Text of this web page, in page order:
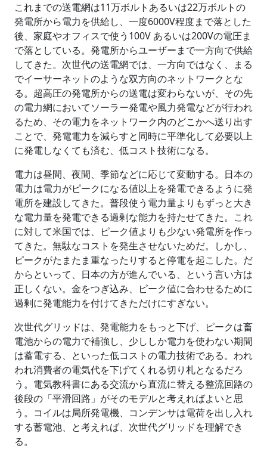
これまでの送電網は11万ボルトあるいは22万ボルトの
発電所から電力を供給し、一度6000V程度まで落とした
後、家庭やオフィスで使う100V あるいは200Vの電圧ま
で落としている。発電所からユーザーまで一方向で供給
してきた。次世代の送電網では、一方向ではなく、まる
でイーサーネットのような双方向のネットワークとな
る。超高圧の発電所からの送電は変わらないが、その先
の電力網においてソーラー発電や風力発電などが行われ
るため、その電力をネットワーク内のどこかへ送り出す
ことで、発電電力を減らすと同時に平準化して必要以上
に発電しなくても済む、低コスト技術になる。
電力は昼間、夜間、季節などに応じて変動する。日本の
電力は電力がピークになる値以上を発電できるように発
電所を建設してきた。普段使う電力量よりもずっと大き
な電力量を発電できる過剰な能力を持たせてきた。これ
に対して米国では、ピーク値よりも少ない発電所を作っ
てきた。無駄なコストを発生させないためだ。しかし、
ピークがたまたま重なったりすると停電を起こした。だ
からといって、日本の方が進んでいる、という言い方は
正しくない。金をつぎ込み、ピーク値に合わせるために
過剰に発電能力を付けてきただけにすぎない。
次世代グリッドは、発電能力をもっと下げ、ピークは畜
電池からの電力で補強し、少ししか電力を使わない期間
は蓄電する、といった低コストの電力技術である。われ
われ消費者の電気代を下げてくれる切り札となるだろ
う。電気教科書にある交流から直流に替える整流回路の
後段の「平滑回路」がそのモデルと考えればよいと思
う。コイルは局所発電機、コンデンサは電荷を出し入れ
する蓄電池、と考えれば、次世代グリッドを理解でき
る。